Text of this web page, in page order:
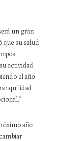
un gran
que su salud
actividad
el año
año